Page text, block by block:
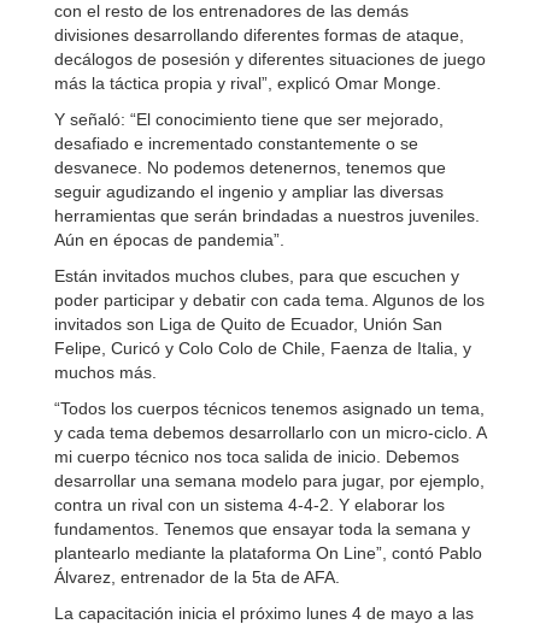
con el resto de los entrenadores de las demás
divisiones desarrollando diferentes formas de ataque,
decálogos de posesión y diferentes situaciones de juego
más la táctica propia y rival”, explicó Omar Monge.
Y señaló: “El conocimiento tiene que ser mejorado,
desafiado e incrementado constantemente o se
desvanece. No podemos detenernos, tenemos que
seguir agudizando el ingenio y ampliar las diversas
herramientas que serán brindadas a nuestros juveniles.
Aún en épocas de pandemia”.
Están invitados muchos clubes, para que escuchen y
poder participar y debatir con cada tema. Algunos de los
invitados son Liga de Quito de Ecuador, Unión San
Felipe, Curicó y Colo Colo de Chile, Faenza de Italia, y
muchos más.
“Todos los cuerpos técnicos tenemos asignado un tema,
y cada tema debemos desarrollarlo con un micro-ciclo. A
mi cuerpo técnico nos toca salida de inicio. Debemos
desarrollar una semana modelo para jugar, por ejemplo,
contra un rival con un sistema 4-4-2. Y elaborar los
fundamentos. Tenemos que ensayar toda la semana y
plantearlo mediante la plataforma On Line”, contó Pablo
Álvarez, entrenador de la 5ta de AFA.
La capacitación inicia el próximo lunes 4 de mayo a las